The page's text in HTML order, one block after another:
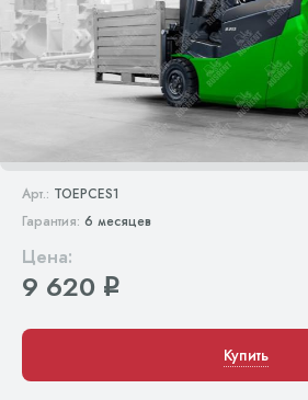
Арт.: TOEPCES1
Гарантия: 6 месяцев
Цена:
9 620 q
Купить